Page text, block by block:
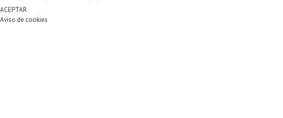
ACEPTAR
Aviso de cookies